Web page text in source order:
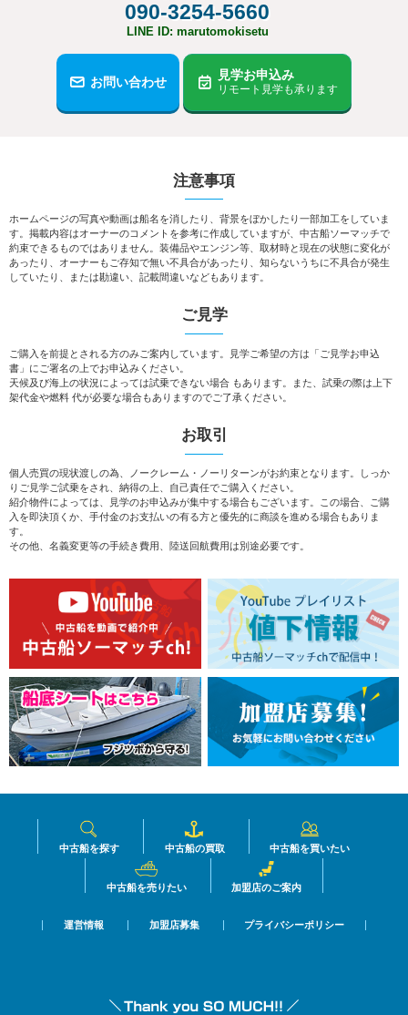
090-3254-5660
LINE ID: marutomokisetu
お問い合わせ 見学お申込み
リモート見学も承ります
注意事項
ホームページの写真や動画は船名を消したり、背景をぼかしたり一部加工をしていま
す。掲載内容はオーナーのコメントを参考に作成していますが、中古船ソーマッチで
約束できるものではありません。装備品やエンジン等、取材時と現在の状態に変化が
あったり、オーナーもご存知で無い不具合があったり、知らないうちに不具合が発生
していたり、または勘違い、記載間違いなどもあります。
ご見学
ご購入を前提とされる方のみご案内しています。見学ご希望の方は「ご見学お申込
書」にご署名の上でお申込みください。
天候及び海上の状況によっては試乗できない場合 もあります。また、試乗の際は上下
架代金や燃料 代が必要な場合もありますのでご了承ください。
お取引
個人売買の現状渡しの為、ノークレーム・ノーリターンがお約束となります。しっか
りご見学ご試乗をされ、納得の上、自己責任でご購入ください。
紹介物件によっては、見学のお申込みが集中する場合もございます。この場合、ご購
入を即決頂くか、手付金のお支払いの有る方と優先的に商談を進める場合もありま
す。
その他、名義変更等の手続き費用、陸送回航費用は別途必要です。
中古船を探す 中古船の買取 中古船を買いたい
中古船を売りたい 加盟店のご案内
運営情報 加盟店募集 プライバシーポリシー